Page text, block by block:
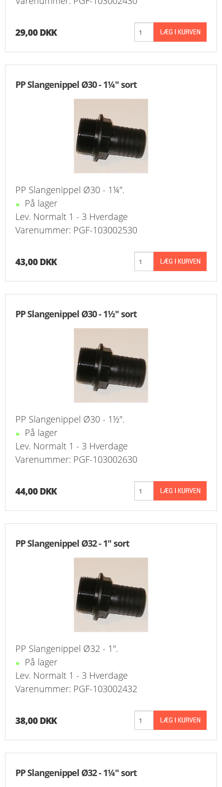
29,00 DKK
PP Slangenippel Ø30 - 1¼" sort
PP Slangenippel Ø30 - 1¼".
På lager
Lev. Normalt 1 - 3 Hverdage
Varenummer: PGF-103002530
43,00 DKK
PP Slangenippel Ø30 - 1½" sort
PP Slangenippel Ø30 - 1½".
På lager
Lev. Normalt 1 - 3 Hverdage
Varenummer: PGF-103002630
44,00 DKK
PP Slangenippel Ø32 - 1" sort
PP Slangenippel Ø32 - 1".
På lager
Lev. Normalt 1 - 3 Hverdage
Varenummer: PGF-103002432
38,00 DKK
PP Slangenippel Ø32 - 1¼" sort